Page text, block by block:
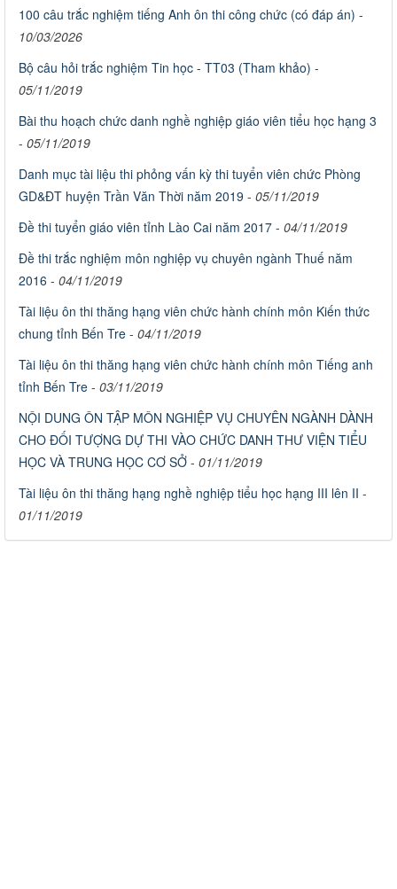
100 câu trắc nghiệm tiếng Anh ôn thi công chức (có đáp án) -
10/03/2026
Bộ câu hỏi trắc nghiệm Tin học - TT03 (Tham khảo) -
05/11/2019
Bài thu hoạch chức danh nghề nghiệp giáo viên tiểu học hạng 3
- 05/11/2019
Danh mục tài liệu thi phỏng vấn kỳ thi tuyển viên chức Phòng
GD&ĐT huyện Trần Văn Thời năm 2019 - 05/11/2019
Đề thi tuyển giáo viên tỉnh Lào Cai năm 2017 - 04/11/2019
Đề thi trắc nghiệm môn nghiệp vụ chuyên ngành Thuế năm
2016 - 04/11/2019
Tài liệu ôn thi thăng hạng viên chức hành chính môn Kiến thức
chung tỉnh Bến Tre - 04/11/2019
Tài liệu ôn thi thăng hạng viên chức hành chính môn Tiếng anh
tỉnh Bến Tre - 03/11/2019
NỘI DUNG ÔN TẬP MÔN NGHIỆP VỤ CHUYÊN NGÀNH DÀNH
CHO ĐỐI TƯỢNG DỰ THI VÀO CHỨC DANH THƯ VIỆN TIỂU
HỌC VÀ TRUNG HỌC CƠ SỞ - 01/11/2019
Tài liệu ôn thi thăng hạng nghề nghiệp tiểu học hạng III lên II -
01/11/2019